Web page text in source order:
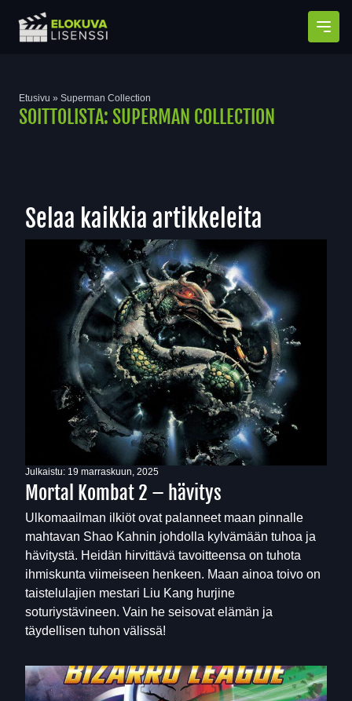
Etusivu » Superman Collection
SOITTOLISTA: SUPERMAN COLLECTION
Selaa kaikkia artikkeleita
Julkaistu: 19 marraskuun, 2025
Mortal Kombat 2 – hävitys
Ulkomaailman ilkiöt ovat palanneet maan pinnalle
mahtavan Shao Kahnin johdolla kylvämään tuhoa ja
hävitystä. Heidän hirvittävä tavoitteensa on tuhota
ihmiskunta viimeiseen henkeen. Maan ainoa toivo on
taistelulajien mestari Liu Kang hurjine
soturiystävineen. Vain he seisovat elämän ja
täydellisen tuhon välissä!